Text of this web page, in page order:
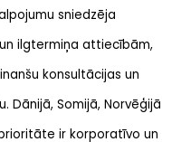
sniedzēja
ilgtermiņa attiecībām,
konsultācijas un
Dānijā, Somijā, Norvēģijā
ir korporatīvo un